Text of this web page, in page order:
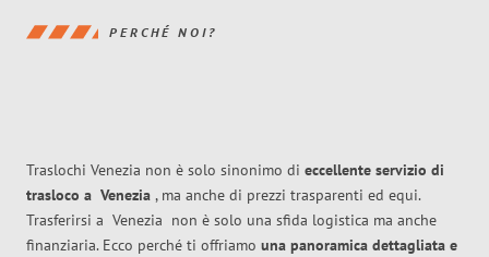
PERCHÉ NOI?
Traslochi Venezia non è solo sinonimo di eccellente servizio di
trasloco a Venezia , ma anche di prezzi trasparenti ed equi.
Trasferirsi a Venezia non è solo una sfida logistica ma anche
finanziaria. Ecco perché ti offriamo una panoramica dettagliata e